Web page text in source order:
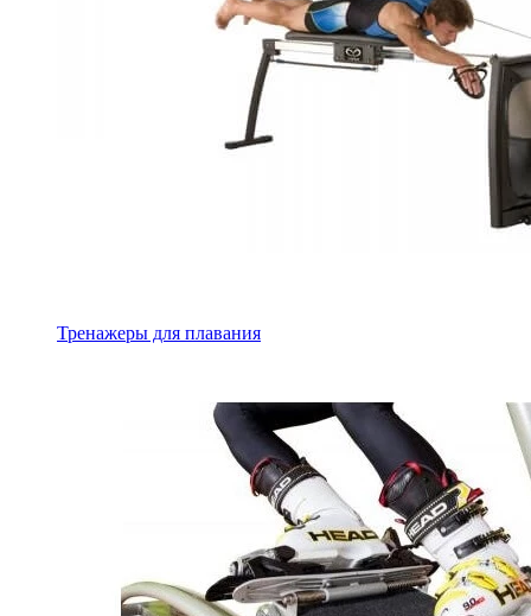
Тренажеры для плавания